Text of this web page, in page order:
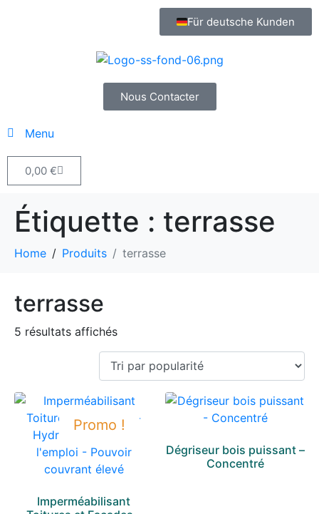
Für deutsche Kunden
Nous Contacter
Menu
0,00 €
Étiquette : terrasse
Home Produits terrasse
terrasse
5 résultats affichés
Promo !
Imperméabilisant
Dégriseur bois puissant –
Concentré